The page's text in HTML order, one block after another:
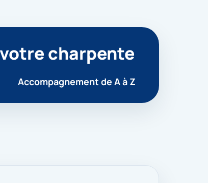
charpente
Accompagnement de A à Z